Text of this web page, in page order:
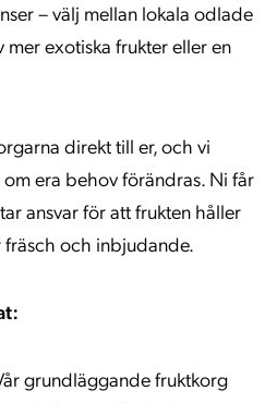
– välj mellan lokala odlade
mer exotiska frukter eller en
direkt till er, och vi
era behov förändras. Ni får
ansvar för att frukten håller
och inbjudande.
grundläggande fruktkorg